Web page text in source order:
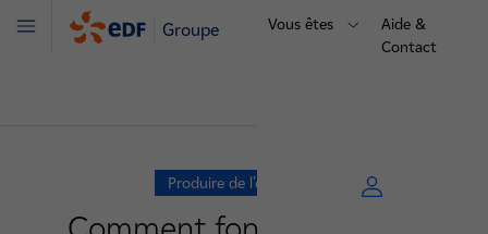
Groupe Vous êtes
Aide &
Contact
Menu
Produire de l'électricité